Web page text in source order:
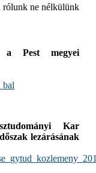
ne nélkülünk
a Pest megyei
Kar
lezárásának